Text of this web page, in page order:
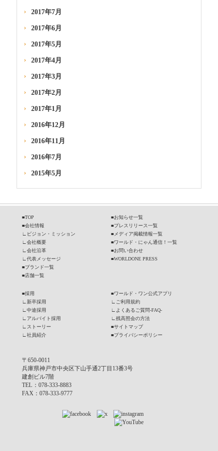
2017年7月
2017年6月
2017年5月
2017年4月
2017年3月
2017年2月
2017年1月
2016年12月
2016年11月
2016年7月
2015年5月
■TOP
■会社情報
∟
ビジョン・ミッション
∟ 会社概要
∟ 会社沿革
∟ 代表メッセージ
■ブランド一覧
■店舗一覧
■お知らせ一覧
■プレスリリース一覧
■メディア掲載情報一覧
■ワールド・にゃん通信！一覧
■お問い合わせ
■WORLDONE PRESS
■採用
∟ 新卒採用
∟ 中途採用
∟
アルバイト採用
∟
ストーリー
∟ 社員紹介
■ワールド・ワン公式アプリ
∟
ご利用規約
∟
よくあるご質問-FAQ-
∟ 残高照会の方法
■サイトマップ
■プライバシーポリシー
〒650-0011
兵庫県神戸市中央区下山手通2丁目13番3号
建創ビル7階
TEL ：078-333-8883
FAX ：078-333-9777